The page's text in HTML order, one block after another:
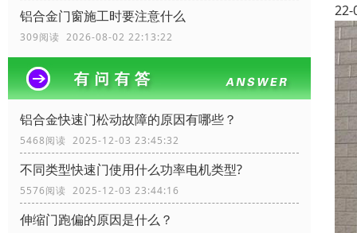
铝合金门窗施工时要注意什么
309阅读 2026-08-02 22:13:22
铝合金快速门松动故障的原因有哪些？
5468阅读 2025-12-03 23:45:32
不同类型快速门使用什么功率电机类型?
5576阅读 2025-12-03 23:44:16
伸缩门跑偏的原因是什么？
22-